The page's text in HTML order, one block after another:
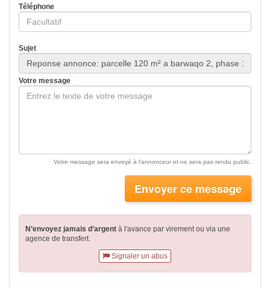
Téléphone
Sujet
Votre message
Votre message sera envoyé à l'annonceur et ne sera pas rendu public.
Envoyer ce message
N’envoyez jamais d’argent à l'avance par virementou via une
agence de transfert.
Signaler un abus